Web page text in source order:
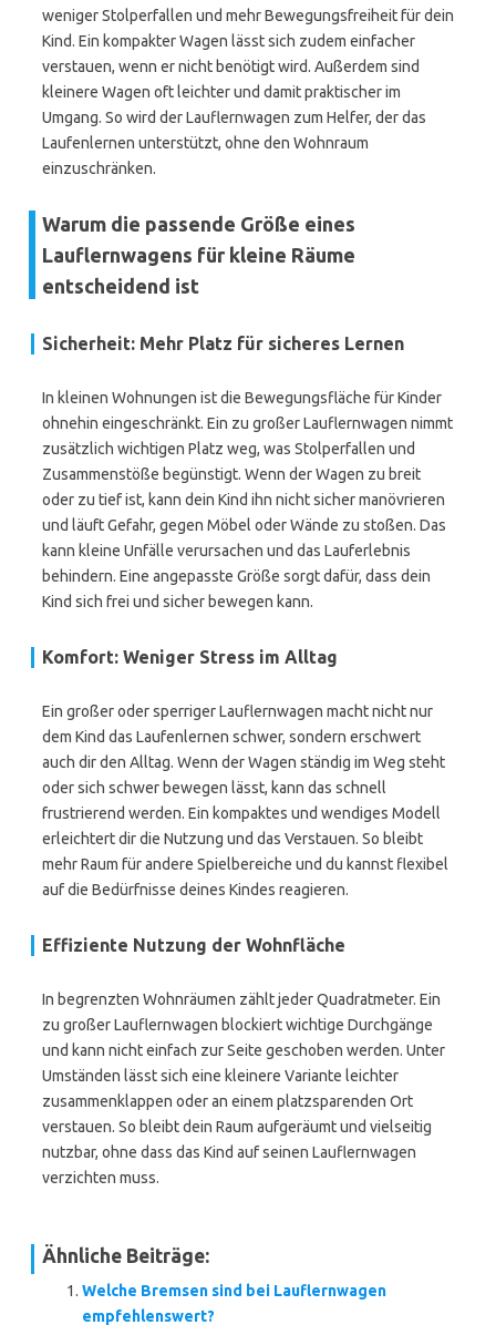
weniger Stolperfallen und mehr Bewegungsfreiheit für dein
Kind. Ein kompakter Wagen lässt sich zudem einfacher
verstauen, wenn er nicht benötigt wird. Außerdem sind
kleinere Wagen oft leichter und damit praktischer im
Umgang. So wird der Lauflernwagen zum Helfer, der das
Laufenlernen unterstützt, ohne den Wohnraum
einzuschränken.
Warum die passende Größe eines
Lauflernwagens für kleine Räume
entscheidend ist
Sicherheit: Mehr Platz für sicheres Lernen
In kleinen Wohnungen ist die Bewegungsfläche für Kinder
ohnehin eingeschränkt. Ein zu großer Lauflernwagen nimmt
zusätzlich wichtigen Platz weg, was Stolperfallen und
Zusammenstöße begünstigt. Wenn der Wagen zu breit
oder zu tief ist, kann dein Kind ihn nicht sicher manövrieren
und läuft Gefahr, gegen Möbel oder Wände zu stoßen. Das
kann kleine Unfälle verursachen und das Lauferlebnis
behindern. Eine angepasste Größe sorgt dafür, dass dein
Kind sich frei und sicher bewegen kann.
Komfort: Weniger Stress im Alltag
Ein großer oder sperriger Lauflernwagen macht nicht nur
dem Kind das Laufenlernen schwer, sondern erschwert
auch dir den Alltag. Wenn der Wagen ständig im Weg steht
oder sich schwer bewegen lässt, kann das schnell
frustrierend werden. Ein kompaktes und wendiges Modell
erleichtert dir die Nutzung und das Verstauen. So bleibt
mehr Raum für andere Spielbereiche und du kannst flexibel
auf die Bedürfnisse deines Kindes reagieren.
Effiziente Nutzung der Wohnfläche
In begrenzten Wohnräumen zählt jeder Quadratmeter. Ein
zu großer Lauflernwagen blockiert wichtige Durchgänge
und kann nicht einfach zur Seite geschoben werden. Unter
Umständen lässt sich eine kleinere Variante leichter
zusammenklappen oder an einem platzsparenden Ort
verstauen. So bleibt dein Raum aufgeräumt und vielseitig
nutzbar, ohne dass das Kind auf seinen Lauflernwagen
verzichten muss.
Ähnliche Beiträge:
Welche Bremsen sind bei Lauflernwagen
empfehlenswert?